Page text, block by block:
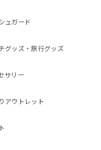
ュガード
グッズ・旅行グッズ
サリー
アウトレット